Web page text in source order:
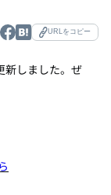
URLをコピー
新しました。ぜ